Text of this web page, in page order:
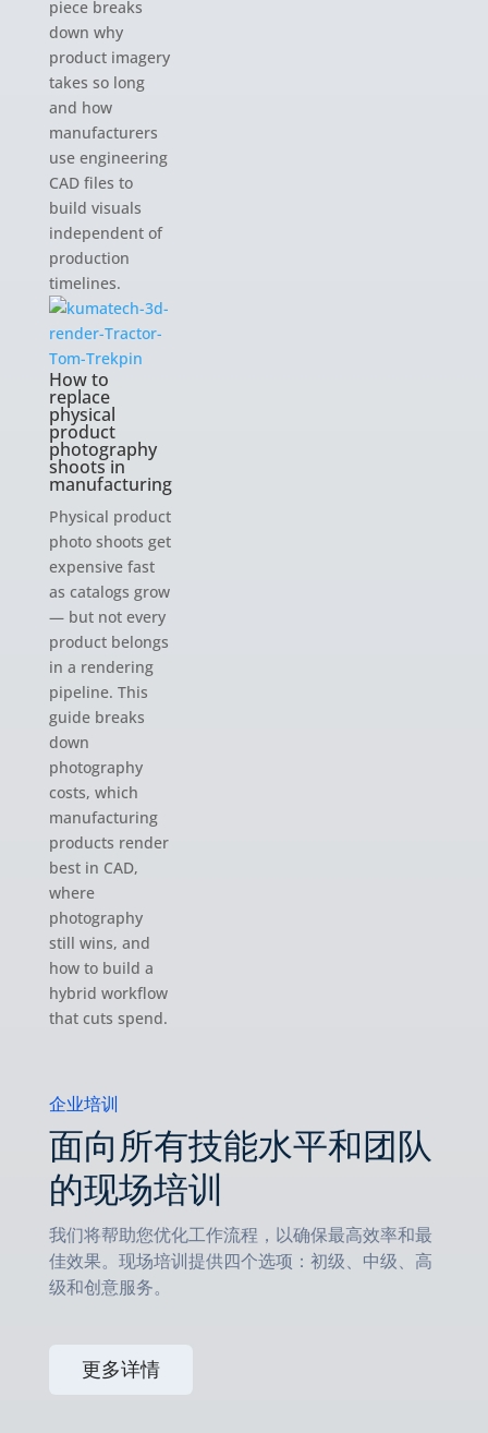
piece breaks
down why
product imagery
takes so long
and how
manufacturers
use engineering
CAD files to
build visuals
independent of
production
timelines.
How to
replace
physical
product
photography
shoots in
manufacturing
Physical product
photo shoots get
expensive fast
as catalogs grow
— but not every
product belongs
in a rendering
pipeline. This
guide breaks
down
photography
costs, which
manufacturing
products render
best in CAD,
where
photography
still wins, and
how to build a
hybrid workflow
that cuts spend.
企业培训
面向所有技能水平和团队
的现场培训
我们将帮助您优化工作流程，以确保最高效率和最
佳效果。现场培训提供四个选项：初级、中级、高
级和创意服务。
更多详情